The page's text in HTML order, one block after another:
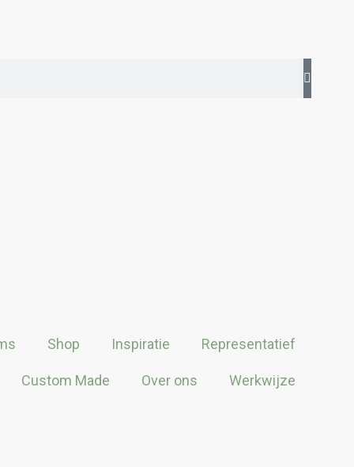
Shop Inspiratie Representatief
Custom Made Over ons Werkwijze